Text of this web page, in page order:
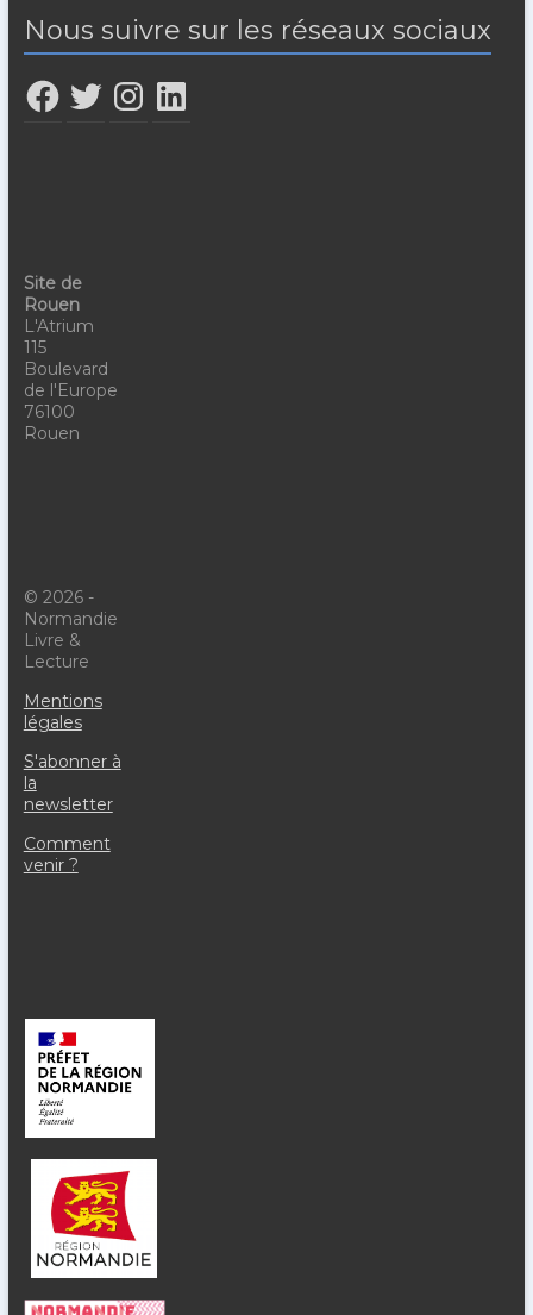
Nous suivre sur les réseaux sociaux
Site de
Rouen
L'Atrium
115
Boulevard
de l'Europe
76100
Rouen
© 2026 -
Normandie
Livre &
Lecture
Mentions
légales
S'abonner à
la
newsletter
Comment
venir ?